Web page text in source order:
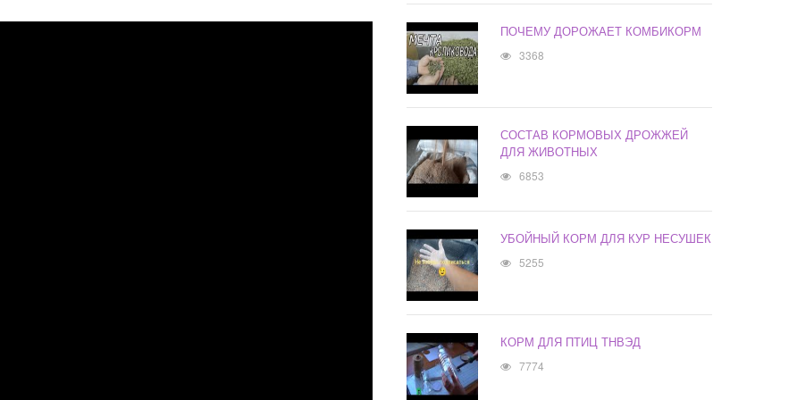
ПОЧЕМУ ДОРОЖАЕТ КОМБИКОРМ
3368
СОСТАВ КОРМОВЫХ ДРОЖЖЕЙ
ДЛЯ ЖИВОТНЫХ
6853
УБОЙНЫЙ КОРМ ДЛЯ КУР НЕСУШЕК
5255
КОРМ ДЛЯ ПТИЦ ТНВЭД
7774